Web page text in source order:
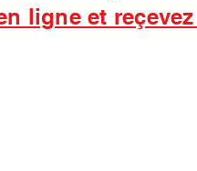
ligne et